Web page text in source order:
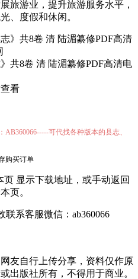
旅游业，提升旅游服务水平，
、度假和休闲。
共8卷 清 陆湄纂修PDF高清电
看
可代找各种版本的县志、
购买订单
显示下载地址，或手动返回
页。
系客服微信：ab360066
友自行上传分享，资料仅作原
出版社所有，不得用于商业。